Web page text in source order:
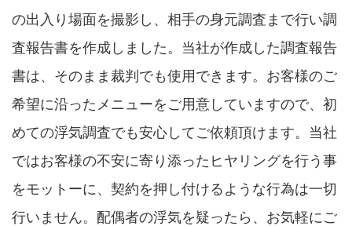
の出入り場面を撮影し、相手の身元調査まで行い調
査報告書を作成しました。当社が作成した調査報告
書は、そのまま裁判でも使用できます。お客様のご
希望に沿ったメニューをご用意していますので、初
めての浮気調査でも安心してご依頼頂けます。当社
ではお客様の不安に寄り添ったヒヤリングを行う事
をモットーに、契約を押し付けるような行為は一切
行いません。配偶者の浮気を疑ったら、お気軽にご